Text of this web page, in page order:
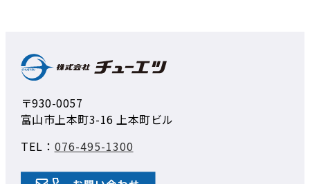
〒930-0057
富山市上本町3-16 上本町ビル
TEL： 076-495-1300